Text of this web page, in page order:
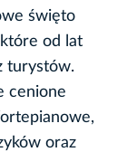
święto
od lat
turystów.
cenione
oraz